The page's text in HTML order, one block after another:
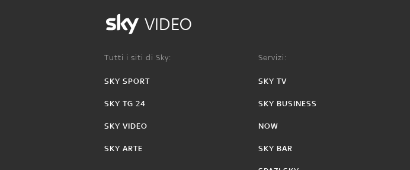
VIDEO
Tutti i siti di Sky:
SKY SPORT
SKY TG 24
SKY VIDEO
SKY ARTE
Servizi:
SKY TV
SKY BUSINESS
NOW
SKY BAR